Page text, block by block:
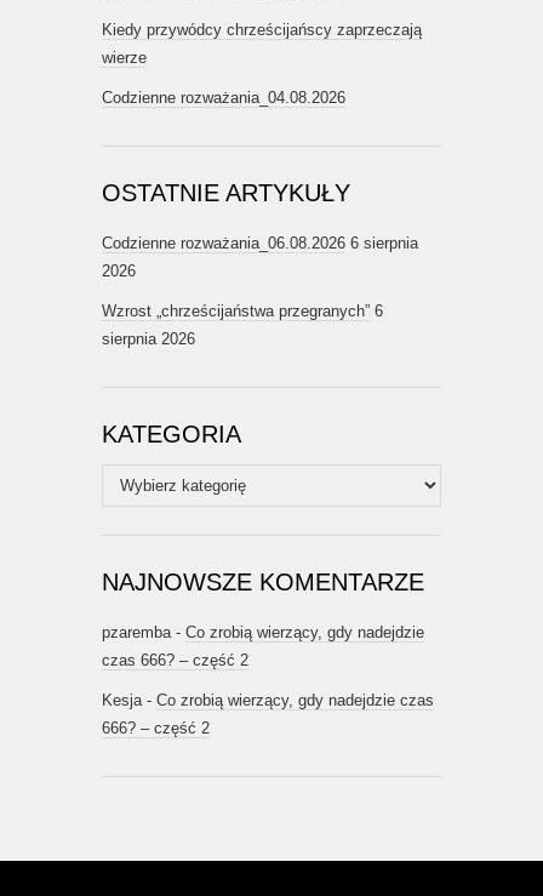
Kiedy przywódcy chrześcijańscy zaprzeczają
wierze
Codzienne rozważania_04.08.2026
OSTATNIE ARTYKUŁY
Codzienne rozważania_06.08.2026 6 sierpnia
2026
Wzrost „chrześcijaństwa przegranych” 6
sierpnia 2026
KATEGORIA
Kategoria
NAJNOWSZE KOMENTARZE
pzaremba - Co zrobią wierzący, gdy nadejdzie
czas 666? – część 2
Kesja - Co zrobią wierzący, gdy nadejdzie czas
666? – część 2